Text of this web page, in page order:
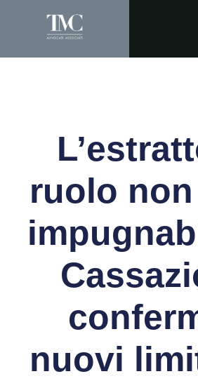
ruolo
nuovi